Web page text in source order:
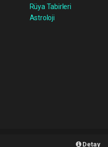
Detay
Rüya Tabirleri
Astroloji
Haber Yazılımı: